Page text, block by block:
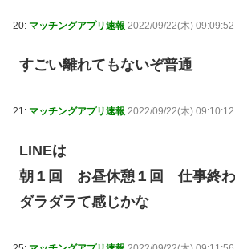
20: マッチングアプリ速報 2022/09/22(木)
すごい離れてもないぞ普通
21: マッチングアプリ速報 2022/09/22(木)
LINEは
朝１回 お昼休憩１回 仕事終
ダラダラて感じかな